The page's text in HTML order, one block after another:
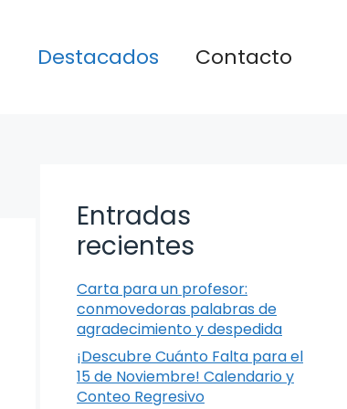
Destacados Contacto
Entradas
recientes
Carta para un profesor:
conmovedoras palabras de
agradecimiento y despedida
¡Descubre Cuánto Falta para el
15 de Noviembre! Calendario y
Conteo Regresivo